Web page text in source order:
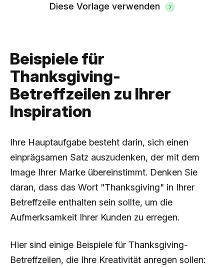
Diese Vorlage verwenden
Beispiele für
Thanksgiving-
Betreffzeilen zu Ihrer
Inspiration
Ihre Hauptaufgabe besteht darin, sich einen
einprägsamen Satz auszudenken, der mit dem
Image Ihrer Marke übereinstimmt. Denken Sie
daran, dass das Wort "Thanksgiving" in Ihrer
Betreffzeile enthalten sein sollte, um die
Aufmerksamkeit Ihrer Kunden zu erregen.
Hier sind einige Beispiele für Thanksgiving-
Betreffzeilen, die Ihre Kreativität anregen sollen: